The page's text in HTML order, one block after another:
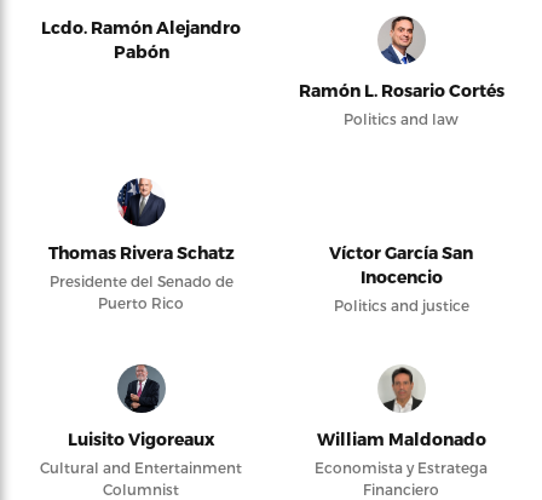
Lcdo. Ramón Alejandro
Pabón
Ramón L. Rosario Cortés
Politics and law
Thomas Rivera Schatz
Presidente del Senado de
Puerto Rico
Víctor García San
Inocencio
Politics and justice
Luisito Vigoreaux
Cultural and Entertainment
Columnist
William Maldonado
Economista y Estratega
Financiero